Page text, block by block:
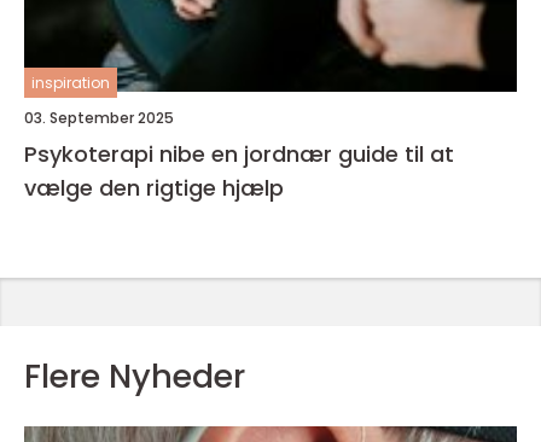
inspiration
03. September 2025
Psykoterapi nibe en jordnær guide til at
vælge den rigtige hjælp
Flere Nyheder